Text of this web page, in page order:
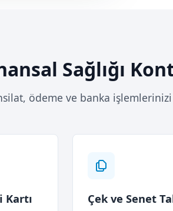
Sağlığı
ödeme ve banka
Kartı Çek ve Senet